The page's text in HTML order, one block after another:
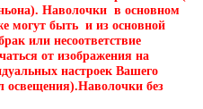
Наволочки в основном
могут быть и из основной
или несоответствие
от изображения на
настроек Вашего
освещения).Наволочки без